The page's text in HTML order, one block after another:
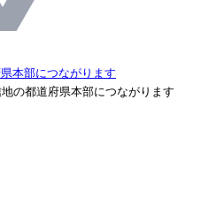
本部につながります
の都道府県本部につながります